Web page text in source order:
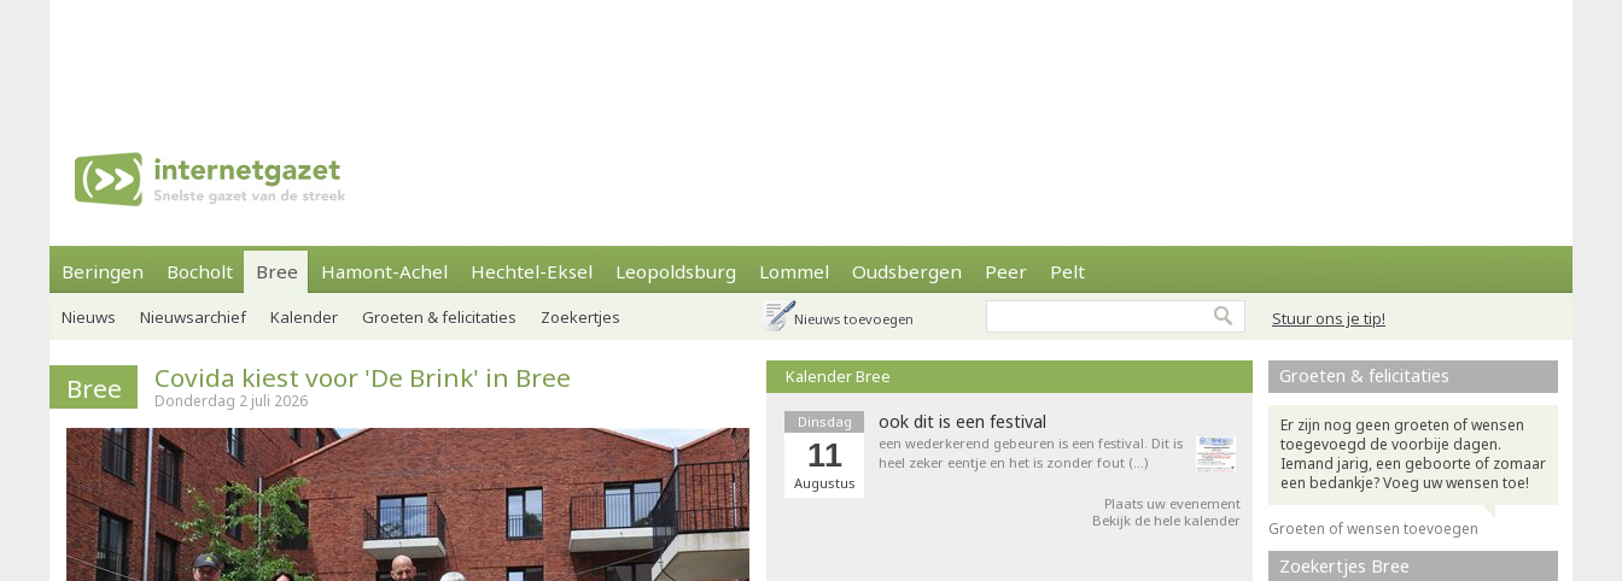
Beringen Bocholt Bree Hamont-Achel Hechtel-Eksel Leopoldsburg Lommel Oudsbergen Peer Pelt
Stuur ons je tip!
Nieuws Nieuwsarchief Kalender Groeten & felicitaties Zoekertjes Nieuws toevoegen
Bree Covida kiest voor 'De Brink' in Bree
Donderdag 2 juli 2026
Kalender Bree
Dinsdag
11
Augustus
ook dit is een festival
een wederkerend gebeuren is een festival. Dit is
heel zeker eentje en het is zonder fout (…)
Plaats uw evenement
Bekijk de hele kalender
Groeten & felicitaties
Er zijn nog geen groeten of wensen
toegevoegd de voorbije dagen.
Iemand jarig, een geboorte of zomaar
een bedankje? Voeg uw wensen toe!
Groeten of wensen toevoegen
Zoekertjes Bree